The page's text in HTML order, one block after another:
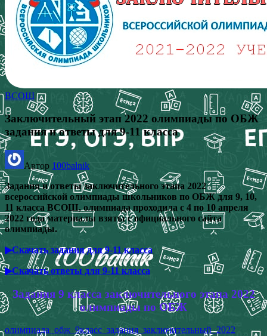
ВСОШ
Заключительный этап 2022 олимпиады по ОБЖ
задания и ответы для 9-11 класса
Автор 100balnik
Задания и ответы заключительного этапа 2022
всероссийской олимпиады школьников по ОБЖ для 9, 10,
11 класса ВСОШ, олимпиада проходила с 4 по 10 апреля
2022 года материалы взяты с официального сайта
олимпиады.
▶Скачать задания для 9-11 класса
▶Скачать ответы для 9-11 класса
Задания 9 класса заключительного этапа 2022
олимпиады по ОБЖ
олимпиада_обж_9класс_задания_заключительный_2022